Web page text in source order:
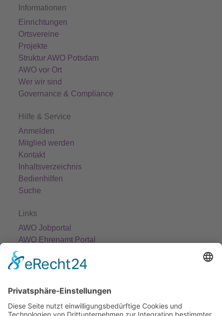
Informationen
Einrichtungen
Ortsvereine
Projekte
Struktur AWO Potsdam
AWO vor Ort
Wer wir sind
Governance & Compliance
Hilfe & Service
Anmelden
Mitglied werden
Kontakt
Inhaltsverzeichnis
Bedienhilfen
Suche
Links
AWO Jobportal
AWO Ehrenamt Portal
AWO Schulgesundheitsfachkräfte
AWO Bundesverband
AWO Pflegeberatung
AWO Kulturhaus Babelsberg